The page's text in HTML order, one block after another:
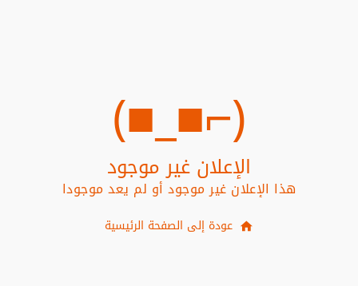
(⌐■_■)
الإعلان غير موجود
هذا الإعلان غير موجود أو لم يعد موجودا
عودة إلى الصفحة الرئيسية